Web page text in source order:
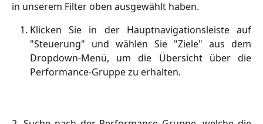
in unserem Filter oben ausgewählt haben.
Klicken Sie in der Hauptnavigationsleiste auf
"Steuerung" und wählen Sie "Ziele" aus dem
Dropdown-Menü, um die Übersicht über die
Performance-Gruppe zu erhalten.